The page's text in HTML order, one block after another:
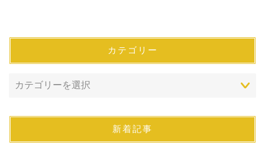
カテゴリー
新着記事